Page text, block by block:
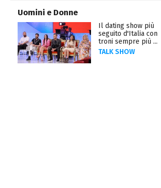
Uomini e Donne
Il dating show più
seguito d'Italia con
troni sempre più ...
TALK SHOW